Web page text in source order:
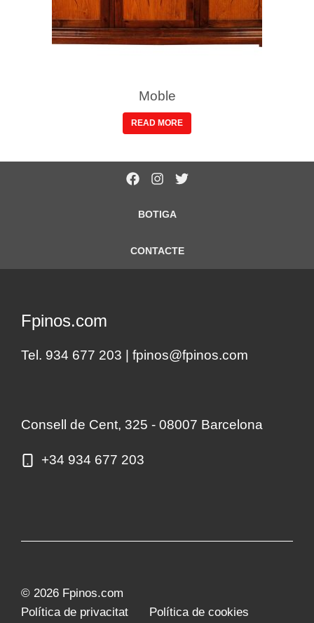
Moble
READ MORE
BOTIGA
CONTACTE
Fpinos.com
Tel. 934 677 203 | fpinos@fpinos.com
Consell de Cent, 325 - 08007 Barcelona
+34 934 677 203
© 2026 Fpinos.com
Política de privacitat
Política de cookies